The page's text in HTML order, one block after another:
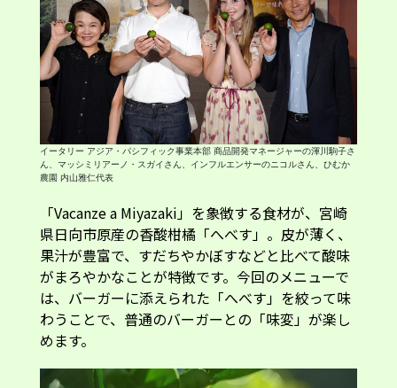
イータリー アジア・パシフィック事業本部 商品開発マネージャーの渾川駒子さ
ん、マッシミリアーノ・スガイさん、インフルエンサーのニコルさん、ひむか
農園 内山雅仁代表
「Vacanze a Miyazaki」を象徴する食材が、宮崎
県日向市原産の香酸柑橘「へべす」。皮が薄く、
果汁が豊富で、すだちやかぼすなどと比べて酸味
がまろやかなことが特徴です。今回のメニューで
は、バーガーに添えられた「へべす」を絞って味
わうことで、普通のバーガーとの「味変」が楽し
めます。